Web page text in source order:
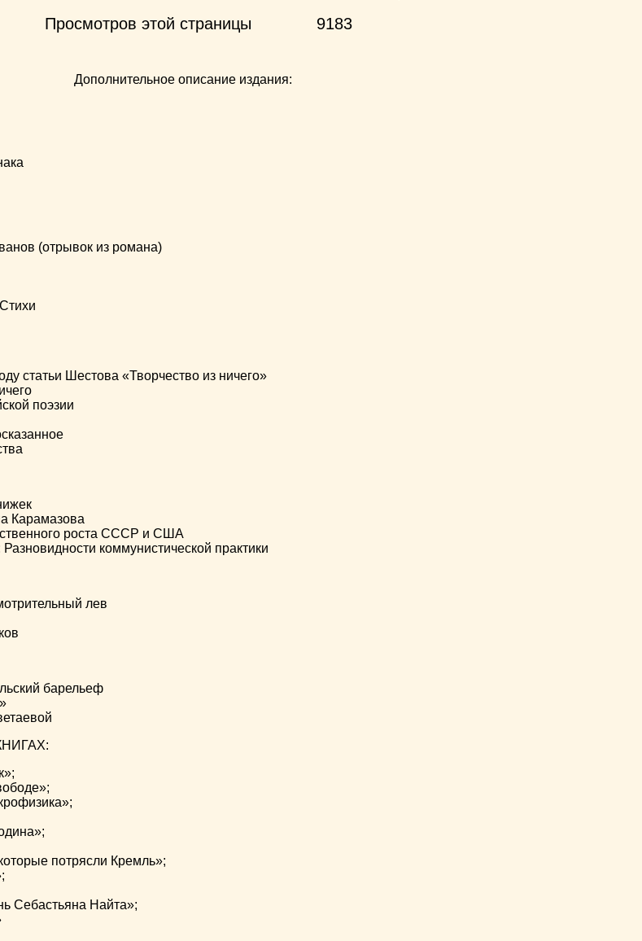
Просмотров этой страницы
9183
Дополнительное описание издания:
(отрывок из романа)
Шестова «Творчество из ничего»
поэзии
Карамазова
роста СССР и США
коммунистической практики
лев
барельеф
потрясли Кремль»;
Себастьяна Найта»;